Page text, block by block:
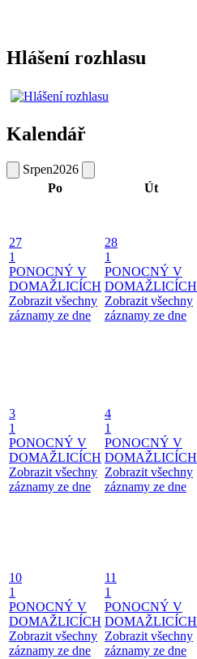
Hlášení rozhlasu
Kalendář
Srpen2026
Po
Út
27
1
PONOCNÝ V
DOMAŽLICÍCH
Zobrazit všechny
záznamy ze dne
28
1
PONOCNÝ V
DOMAŽLICÍCH
Zobrazit všechny
záznamy ze dne
3
1
PONOCNÝ V
DOMAŽLICÍCH
Zobrazit všechny
záznamy ze dne
4
1
PONOCNÝ V
DOMAŽLICÍCH
Zobrazit všechny
záznamy ze dne
10
1
PONOCNÝ V
DOMAŽLICÍCH
Zobrazit všechny
záznamy ze dne
11
1
PONOCNÝ V
DOMAŽLICÍCH
Zobrazit všechny
záznamy ze dne